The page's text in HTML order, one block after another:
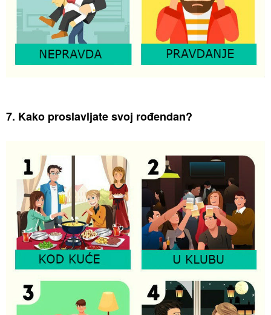
7. Kako proslavljate svoj rođendan?